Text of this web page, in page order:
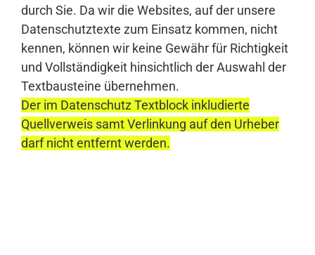
durch Sie. Da wir die Websites, auf der unsere
Datenschutztexte zum Einsatz kommen, nicht
kennen, können wir keine Gewähr für Richtigkeit
und Vollständigkeit hinsichtlich der Auswahl der
Textbausteine übernehmen.
Der im Datenschutz Textblock inkludierte
Quellverweis samt Verlinkung auf den Urheber
darf nicht entfernt werden.